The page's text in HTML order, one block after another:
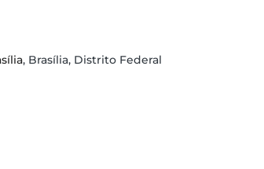
, Brasília, Distrito Federal